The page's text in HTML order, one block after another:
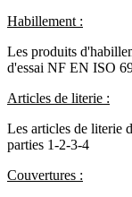
Habillement :
Les produits
d'essai NF EN ISO
Articles de literie :
Les articles de literie
parties 1-2-3-4
Couvertures :